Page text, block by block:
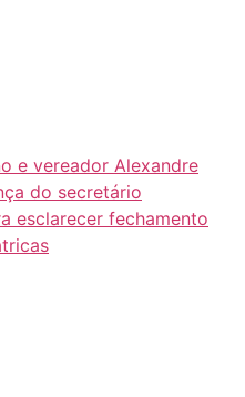
e vereador Alexandre
do secretário
esclarecer fechamento